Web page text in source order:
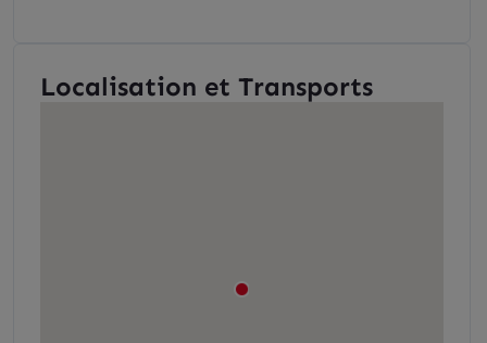
Localisation et Transports